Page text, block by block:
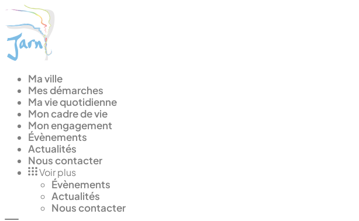
Panneau de gestion des cookies
Ma ville
Mes démarches
Ma vie quotidienne
Mon cadre de vie
Mon engagement
Évènements
Actualités
Nous contacter
Voir plus
Évènements
Actualités
Nous contacter